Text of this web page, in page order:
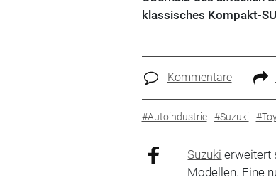
klassisches Kompakt-
Kommentare
#Autoindustrie #Suzuki
Suzuki erweitert
Modellen. Eine